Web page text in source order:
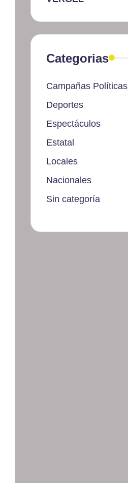
Categorias
Campañas Políticas
Deportes
Espectáculos
Estatal
Locales
Nacionales
Sin categoría